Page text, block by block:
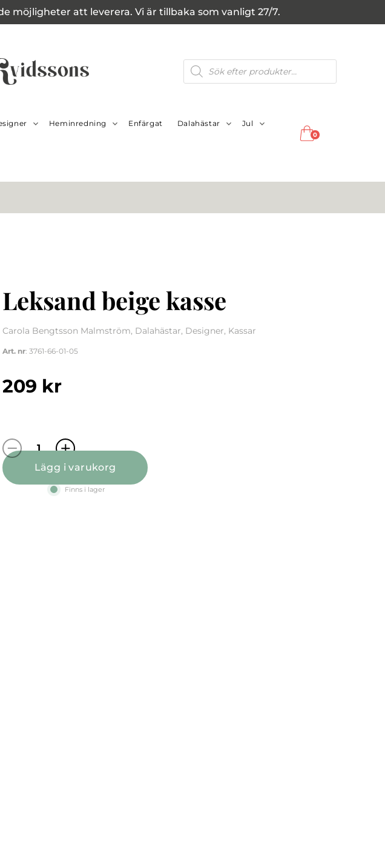
möjligheter att leverera. Vi är tillbaka som vanligt 27/7.
Produktsökning
Heminredning Enfärgat Dalahästar Jul
0
Leksand beige kasse
Carola Bengtsson Malmström, Dalahästar, Designer, Kassar
Art. nr: 3761-66-01-05
209 kr
Leksand beige kasse quantity
Lägg i varukorg
Finns i lager